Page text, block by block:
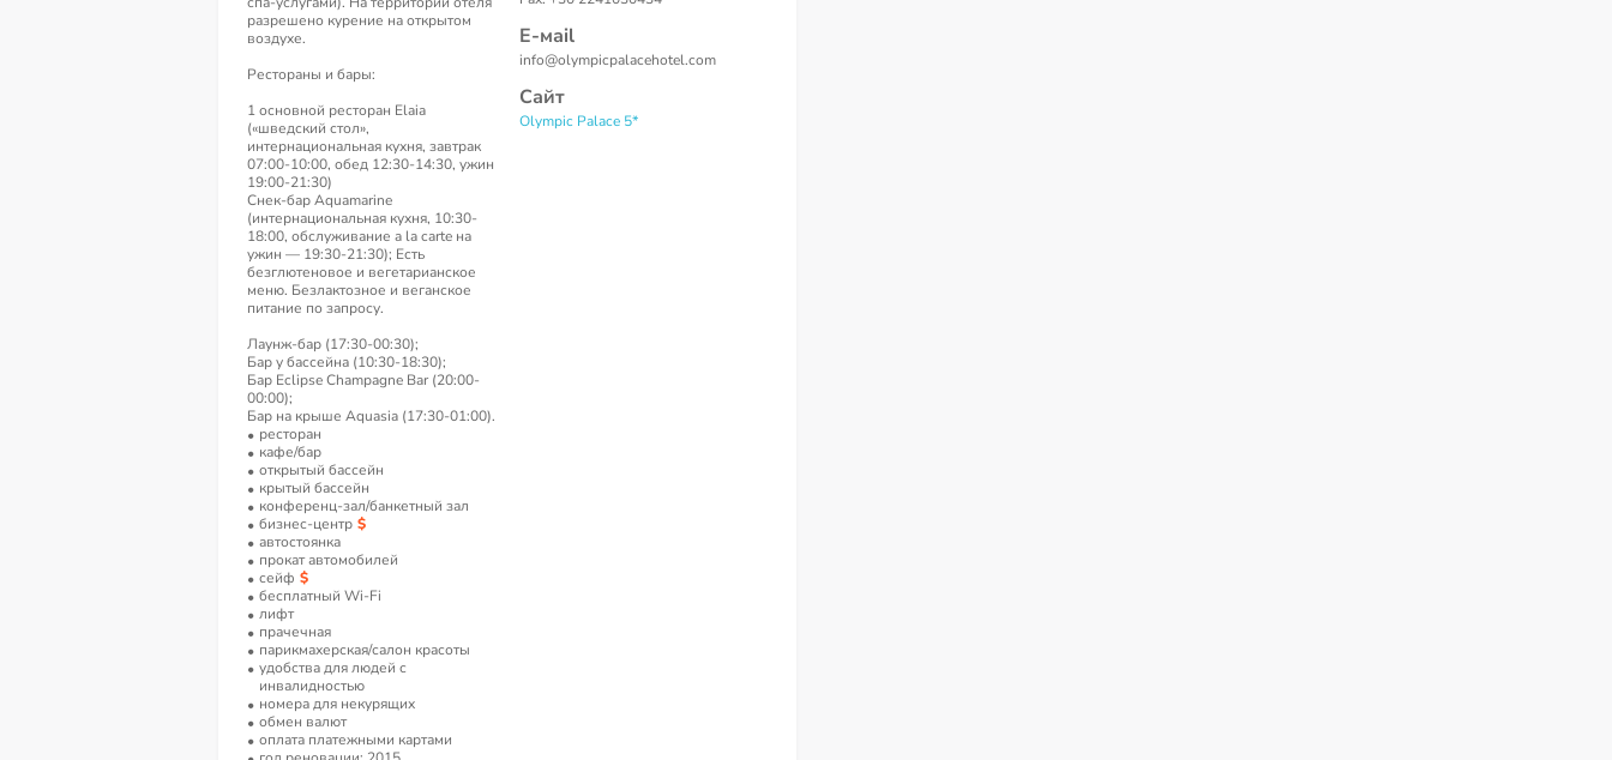
разрешено курение на открытом
воздухе.
Рестораны и бары:
1 основной ресторан Elaia
(«шведский стол»,
интернациональная кухня, завтрак
07:00-10:00, обед 12:30-14:30, ужин
19:00-21:30)
Снек-бар Aquamarine
(интернациональная кухня, 10:30-
18:00, обслуживание a la carte на
ужин — 19:30-21:30); Есть
безглютеновое и вегетарианское
меню. Безлактозное и веганское
питание по запросу.
Лаунж-бар (17:30-00:30);
Бар у бассейна (10:30-18:30);
Бар Eclipse Champagne Bar (20:00-
00:00);
Бар на крыше Aquasia (17:30-01:00).
ресторан
кафе/бар
открытый бассейн
крытый бассейн
конференц-зал/банкетный зал
бизнес-центр
автостоянка
прокат автомобилей
сейф
бесплатный Wi-Fi
лифт
прачечная
парикмахерская/салон красоты
удобства для людей с
инвалидностью
номера для некурящих
обмен валют
оплата платежными картами
Е-маil
info@olympicpalacehotel.com
Сайт
Olympic Palace 5*